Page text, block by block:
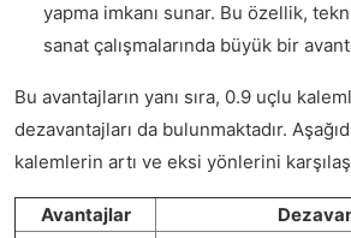
yapma imkanı sunar. Bu özellik,
sanat çalışmalarında büyük bir
Bu avantajların yanı sıra, 0.9 uçlu
dezavantajları da bulunmaktadır.
kalemlerin artı ve eksi yönlerini
Avantajlar